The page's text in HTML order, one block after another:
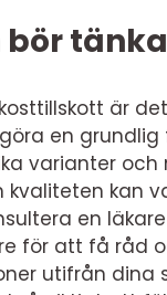
är
en grundlig
varianter och
kan
en
för att få råd
utifrån dina